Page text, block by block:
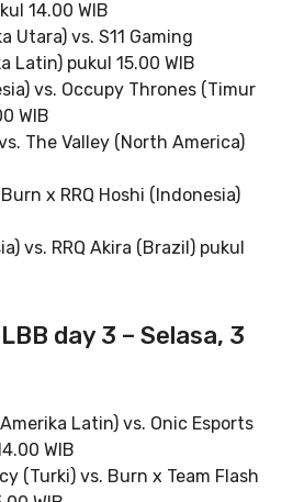
14.00 WIB
Utara) vs. S11 Gaming
Latin) pukul 15.00 WIB
vs. Occupy Thrones (Timur
WIB
The Valley (North America)
x RRQ Hoshi (Indonesia)
vs. RRQ Akira (Brazil) pukul
day 3 – Selasa, 3
Latin) vs. Onic Esports
WIB
(Turki) vs. Burn x Team Flash